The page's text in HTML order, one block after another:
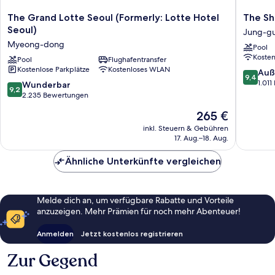
The
Grand
Seoul
(Formerly:
Lotte
Hotel
Seoul)
The Grand Lotte Seoul (Formerly: Lotte Hotel
Seoul)
Myeong-dong
Pool
Flughafentransfer
Kostenlose Parkplätze
Kostenloses WLAN
9.2
von
9,2 Wunderbar
2.235 Bewertungen
Der
Preis
beträgt
265 €
inkl. Steuern & Gebühren
17. Aug.–18. Aug.
The
Shilla
Seoul
Jung-
gu
The
Jung-
Pool
9.4
von
9,4
Ähnliche Unterkünfte vergleichen
Melde dich an, um verfügbare Rabatte und Vorteile
anzuzeigen. Mehr Prämien für noch mehr Abenteuer!
Anmelden Jetzt kostenlos registrieren
Zur Gegend